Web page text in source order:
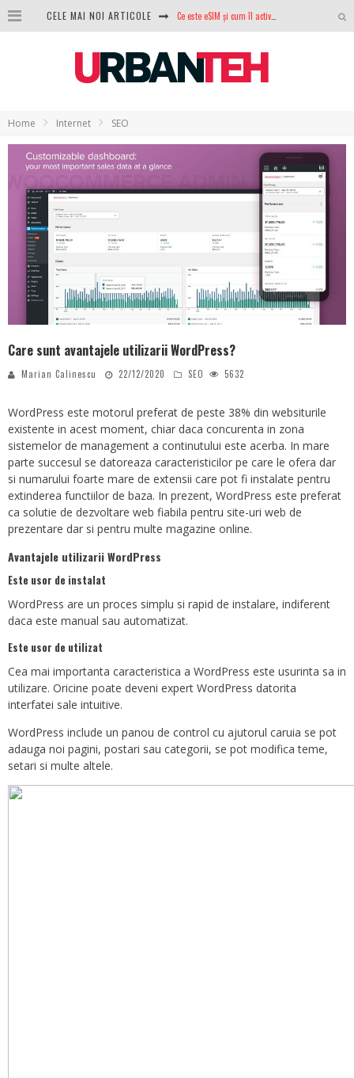
CELE MAI NOI ARTICOLE
Analiza producției fotovoltaice în România – cât produce un sistem solar pe timp de iarnă?
NVIDIA avertizează: memoria RAM și SSD-urile ar putea deveni și mai scumpe în perioada următoare
GTA VI poate fi precomandat oficial. Rockstar dezvăluie edițiile oficiale și bonusurile pe care le primești
Ce este eSIM și cum îl activezi pe telefon? Ghid complet pentru Android și iPhone
Home Internet SEO
Care sunt avantajele utilizarii WordPress?
Marian Calinescu 22/12/2020 SEO 5632
WordPress este motorul preferat de peste 38% din websiturile
existente in acest moment, chiar daca concurenta in zona
sistemelor de management a continutului este acerba. In mare
parte succesul se datoreaza caracteristicilor pe care le ofera dar
si numarului foarte mare de extensii care pot fi instalate pentru
extinderea functiilor de baza. In prezent, WordPress este preferat
ca solutie de dezvoltare web fiabila pentru site-uri web de
prezentare dar si pentru multe magazine online.
Avantajele utilizarii WordPress
Este usor de instalat
WordPress are un proces simplu si rapid de instalare, indiferent
daca este manual sau automatizat.
Este usor de utilizat
Cea mai importanta caracteristica a WordPress este usurinta sa in
utilizare. Oricine poate deveni expert WordPress datorita
interfatei sale intuitive.
WordPress include un panou de control cu ajutorul caruia se pot
adauga noi pagini, postari sau categorii, se pot modifica teme,
setari si multe altele.